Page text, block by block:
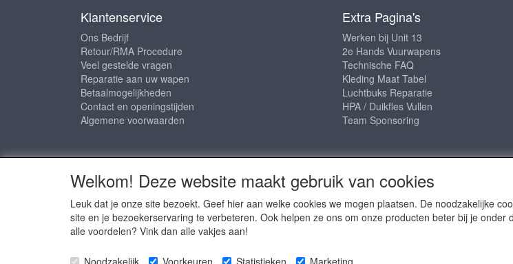
Klantenservice
Ons Bedrijf
Retour/RMA Procedure
Veel gestelde vragen
Reparatie aan uw wapen
Betaalmogelijkheden
Contact en openingstijden
Algemene voorwaarden
Extra Pagina's
Werken bij Unit 13
2e Hands Vuurwapens
Technische FAQ
Kleding Maat Tabel
Luchtbuks Reparatie
HPA / Duikfles Vullen
Team Sponsoring
Welkom! Deze website maakt gebruik van cookies
Leuk dat je onze site bezoekt. Geef hier aan welke cookies we mogen plaatsen. De noodzakelijke
site en je bezoekerservaring te verbeteren. Ook helpen ze ons om onze producten beter bij je
alle voordelen? Vink dan alle vakjes aan!
Noodzakelijk Voorkeuren Statistieken Marketing